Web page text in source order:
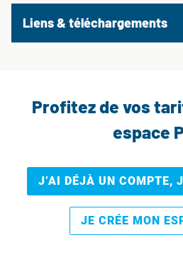
Liens & téléchargements
Profitez de vos
espace
J’AI DÉJÀ UN COMPTE,
JE CRÉE MON